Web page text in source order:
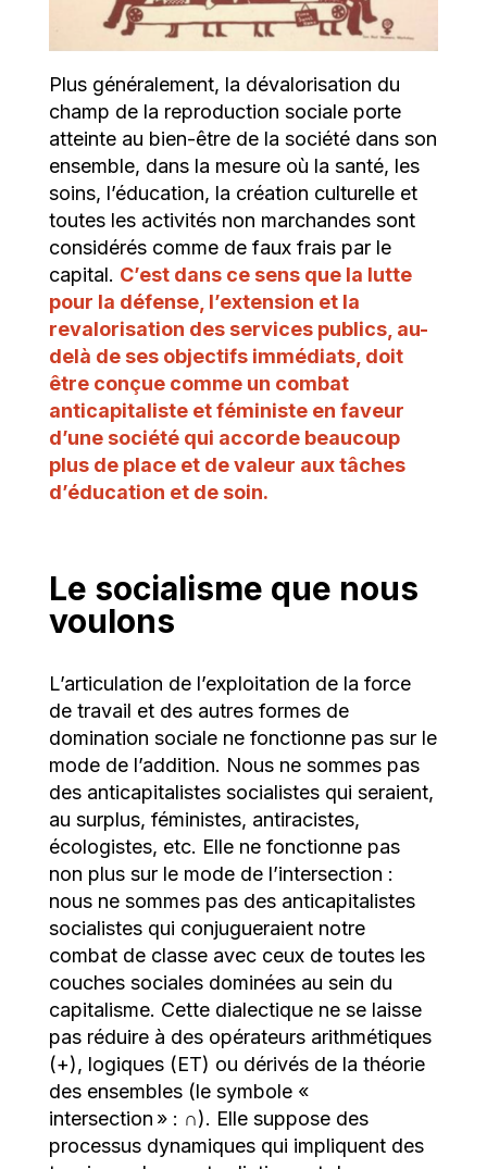
Plus généralement, la dévalorisation du
champ de la reproduction sociale porte
atteinte au bien-être de la société dans son
ensemble, dans la mesure où la santé, les
soins, l’éducation, la création culturelle et
toutes les activités non marchandes sont
considérés comme de faux frais par le
capital. C’est dans ce sens que la lutte
pour la défense, l’extension et la
revalorisation des services publics, au-
delà de ses objectifs immédiats, doit
être conçue comme un combat
anticapitaliste et féministe en faveur
d’une société qui accorde beaucoup
plus de place et de valeur aux tâches
d’éducation et de soin.
Le socialisme que nous
voulons
L’articulation de l’exploitation de la force
de travail et des autres formes de
domination sociale ne fonctionne pas sur le
mode de l’addition. Nous ne sommes pas
des anticapitalistes socialistes qui seraient,
au surplus, féministes, antiracistes,
écologistes, etc. Elle ne fonctionne pas
non plus sur le mode de l’intersection :
nous ne sommes pas des anticapitalistes
socialistes qui conjugueraient notre
combat de classe avec ceux de toutes les
couches sociales dominées au sein du
capitalisme. Cette dialectique ne se laisse
pas réduire à des opérateurs arithmétiques
(+), logiques (ET) ou dérivés de la théorie
des ensembles (le symbole «
intersection » : ∩). Elle suppose des
processus dynamiques qui impliquent des